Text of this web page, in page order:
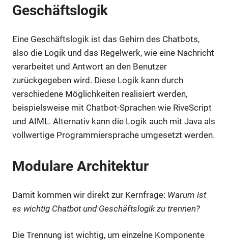
Geschäftslogik
Eine Geschäftslogik ist das Gehirn des Chatbots,
also die Logik und das Regelwerk, wie eine Nachricht
verarbeitet und Antwort an den Benutzer
zurückgegeben wird. Diese Logik kann durch
verschiedene Möglichkeiten realisiert werden,
beispielsweise mit Chatbot-Sprachen wie RiveScript
und AIML. Alternativ kann die Logik auch mit Java als
vollwertige Programmiersprache umgesetzt werden.
Modulare Architektur
Damit kommen wir direkt zur Kernfrage: Warum ist
es wichtig Chatbot und Geschäftslogik zu trennen?
Die Trennung ist wichtig, um einzelne Komponente